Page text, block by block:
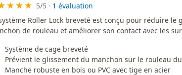
5/5 · 1 évaluation
Roller Lock breveté est conçu pour réduire le
de rouleau et améliorer son contact avec les
Système de cage breveté
Prévient le glissement du manchon sur le rouleau
Manche robuste en bois ou PVC avec tige en acier